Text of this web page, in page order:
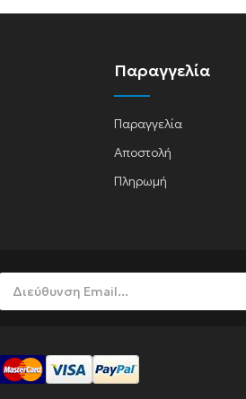
Παραγγελία
Παραγγελία
Αποστολή
Πληρωμή